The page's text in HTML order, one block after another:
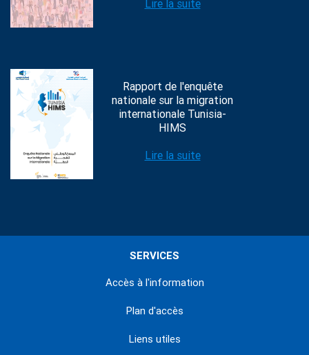
Lire la suite
Rapport de l'enquête
nationale sur la migration
internationale Tunisia-
HIMS
Lire la suite
SERVICES
Accès à l'information
Plan d'accès
Liens utiles